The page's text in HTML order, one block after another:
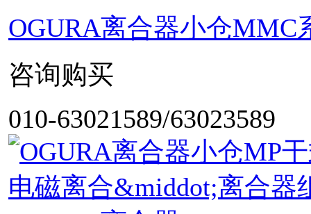
OGURA离合器小仓
咨询购买
010-63021589/63023589